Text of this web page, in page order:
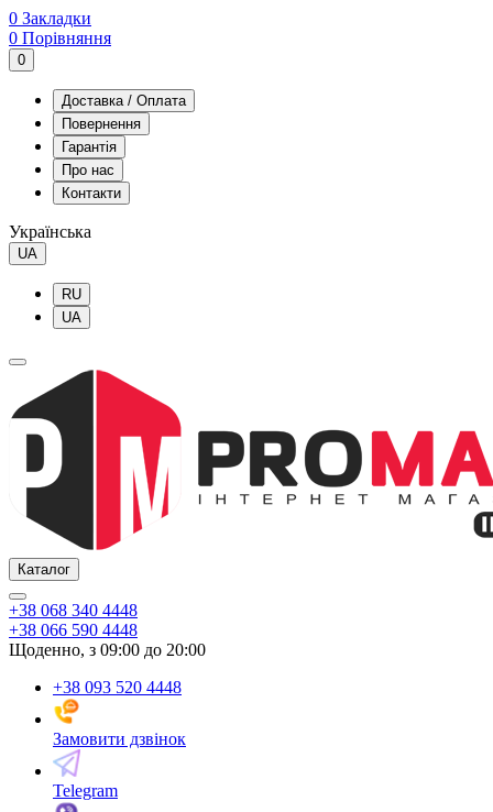
0 Закладки
0 Порівняння
0
Доставка / Оплата
Повернення
Гарантія
Про нас
Контакти
Українська
UA
RU
UA
Каталог
+38 068 340 4448
+38 066 590 4448
Щоденно, з 09:00 до 20:00
+38 093 520 4448
Замовити дзвінок
Telegram